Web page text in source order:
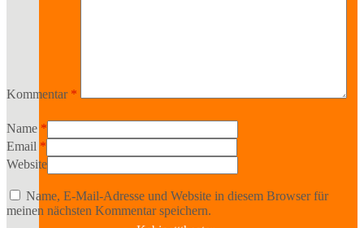
Darstellende Kunst
Kommentar *
Name *
Email *
Website
Name, E-Mail-Adresse und Website in diesem Browser für
meinen nächsten Kommentar speichern.